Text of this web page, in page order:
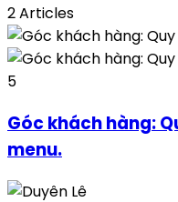
2 Articles
5
Góc khách hàng:
menu.